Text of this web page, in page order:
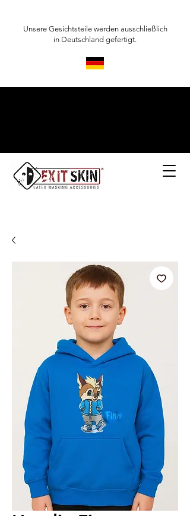
Unsere Gesichtsteile werden ausschließlich
in Deutschland gefertigt.